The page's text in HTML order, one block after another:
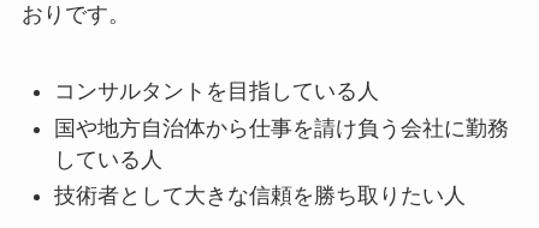
おりです。
コンサルタントを目指している人
国や地方自治体から仕事を請け負う会社に勤務
している人
技術者として大きな信頼を勝ち取りたい人